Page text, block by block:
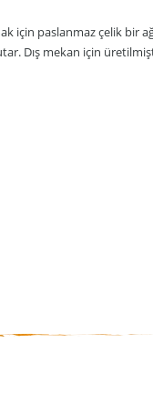
için paslanmaz çelik bir
Dış mekan için